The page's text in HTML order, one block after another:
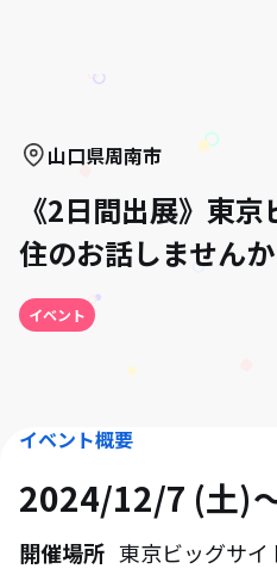
山口県周南市
《2日間出展》東
住のお話しません
イベント
イベント概要
2024/12/7 (土)
開催場所 東京ビッグサ